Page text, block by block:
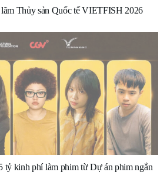
Thủy sản Quốc tế VIETFISH 2026
tỷ kinh phí làm phim từ Dự án phim ngắn